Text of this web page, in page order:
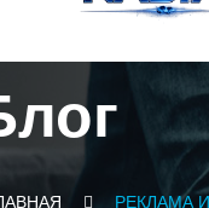
РЕКЛАМА